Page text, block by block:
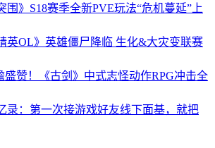
围》S18赛季全新PVE玩法“危机蔓延”上
英OL》英雄僵尸降临 生化&大灾变联赛
盛赞！《古剑》中式志怪动作RPG冲击全
录：第一次接游戏好友线下面基，就把